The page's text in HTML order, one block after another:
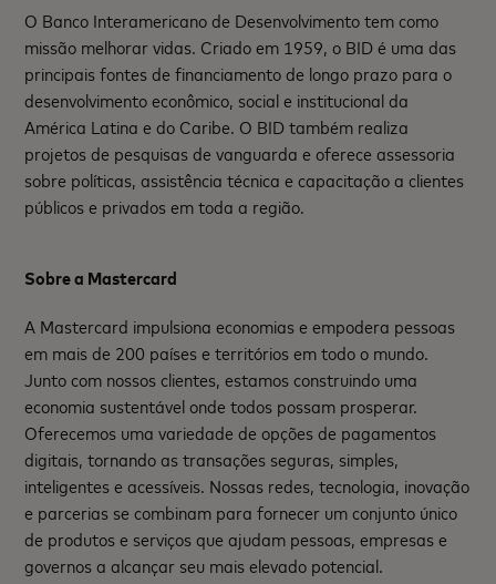
O Banco Interamericano de Desenvolvimento tem como
missão melhorar vidas. Criado em 1959, o BID é uma das
principais fontes de financiamento de longo prazo para o
desenvolvimento econômico, social e institucional da
América Latina e do Caribe. O BID também realiza
projetos de pesquisas de vanguarda e oferece assessoria
sobre políticas, assistência técnica e capacitação a clientes
públicos e privados em toda a região.
Sobre a Mastercard
A Mastercard impulsiona economias e empodera pessoas
em mais de 200 países e territórios em todo o mundo.
Junto com nossos clientes, estamos construindo uma
economia sustentável onde todos possam prosperar.
Oferecemos uma variedade de opções de pagamentos
digitais, tornando as transações seguras, simples,
inteligentes e acessíveis. Nossas redes, tecnologia, inovação
e parcerias se combinam para fornecer um conjunto único
de produtos e serviços que ajudam pessoas, empresas e
governos a alcançar seu mais elevado potencial.